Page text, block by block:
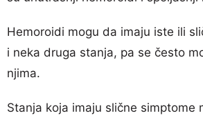
Hemoroidi mogu da imaju iste ili
i neka druga stanja, pa se često
njima.
Stanja koja imaju slične simptome